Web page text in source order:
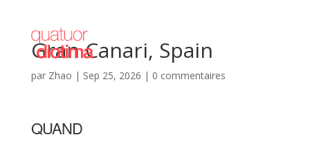
Gran Canari, Spain
par Zhao | Sep 25, 2026 | 0 commentaires
QUAND